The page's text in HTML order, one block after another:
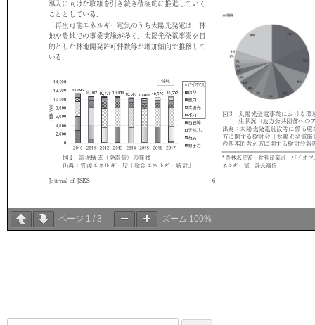
ページ 1 / 3 ズーム 100%